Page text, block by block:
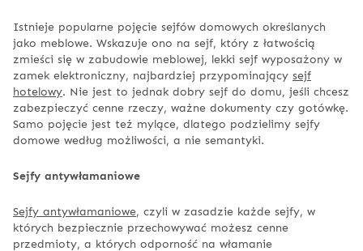
Istnieje popularne pojęcie sejfów domowych określanych
jako meblowe. Wskazuje ono na sejf, który z łatwością
zmieści się w zabudowie meblowej, lekki sejf wyposażony w
zamek elektroniczny, najbardziej przypominający sejf
hotelowy. Nie jest to jednak dobry sejf do domu, jeśli chcesz
zabezpieczyć cenne rzeczy, ważne dokumenty czy gotówkę.
Samo pojęcie jest też mylące, dlatego podzielimy sejfy
domowe według możliwości, a nie semantyki.
Sejfy antywłamaniowe
Sejfy antywłamaniowe, czyli w zasadzie każde sejfy, w
których bezpiecznie przechowywać możesz cenne
przedmioty, a których odporność na włamanie